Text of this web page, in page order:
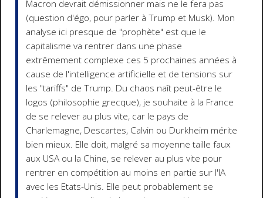
Macron devrait démissionner mais ne le fera pas
(question d'égo, pour parler à Trump et Musk). Mon
analyse ici presque de "prophète" est que le
capitalisme va rentrer dans une phase
extrêmement complexe ces 5 prochaines années à
cause de l'intelligence artificielle et de tensions sur
les "tariffs" de Trump. Du chaos naît peut-être le
logos (philosophie grecque), je souhaite à la France
de se relever au plus vite, car le pays de
Charlemagne, Descartes, Calvin ou Durkheim mérite
bien mieux. Elle doit, malgré sa moyenne taille faux
aux USA ou la Chine, se relever au plus vite pour
rentrer en compétition au moins en partie sur l'IA
avec les Etats-Unis. Elle peut probablement se